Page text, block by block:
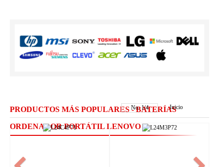
PRODUCTOS MÁS POPULARES - BATERÍAS
ORDENADOR PORTÁTIL LENOVO
No.1/4 Inicio